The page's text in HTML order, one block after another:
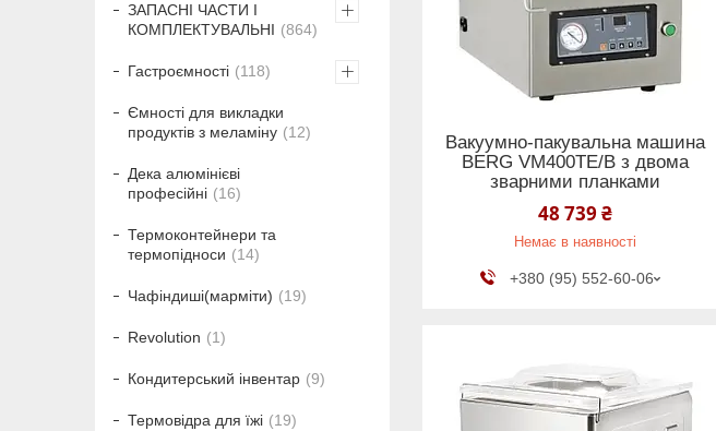
Вакуумно-пакувальна машина
BERG VM400TE/B з двома
зварними планками
48 739 ₴
Немає в наявності
+380 (95) 552-60-06
ЗАПАСНІ ЧАСТИ І
КОМПЛЕКТУВАЛЬНІ
864
Гастроємності 118
Ємності для викладки
продуктів з меламіну
12
Дека алюмінієві
професійні
16
Термоконтейнери та
термопідноси
14
Чафіндиші(марміти) 19
Revolution 1
Кондитерський інвентар 9
Термовідра для їжі 19